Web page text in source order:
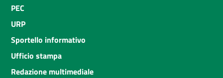
PEC
URP
Sportello informativo
Ufficio stampa
Redazione multimediale